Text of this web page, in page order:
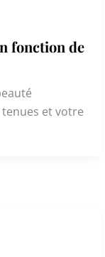
fonction de
et votre